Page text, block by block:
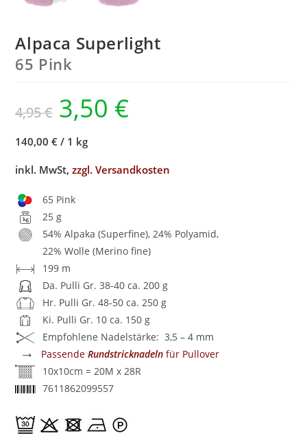
Alpaca Superlight
65 Pink
4,95€ 3,50 €
140,00 € / 1 kg
inkl. MwSt,zzgl. Versandkosten
65 Pink
25 g
54% Alpaka (Superfine), 24% Polyamid,
22% Wolle (Merino fine)
199 m
Da. Pulli Gr. 38-40 ca. 200 g
Hr. Pulli Gr. 48-50 ca. 250 g
Ki. Pulli Gr. 10 ca. 150 g
Empfohlene Nadelstärke: 3,5 – 4 mm
→ PassendeRundstricknadeln für Pullover
10x10cm = 20M x 28R
7611862099557